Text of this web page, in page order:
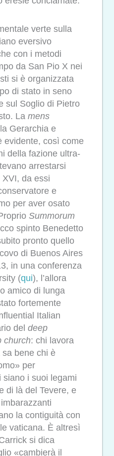
verte sulla
eversivo
con i metodi
da San Pio X nei
si è organizzata
di stato in seno
sul Soglio di Pietro
La mens
Gerarchia e
evidente, così come
della fazione ultra-
arrestarsi
da essi
e
per aver osato
Summorum
spinto Benedetto
pronto quello
di Buenos Aires
in una conferenza
(qui), l’allora
amico di lunga
fortemente
Italian
del deep
church: chi lavora
bene chi è
per
siano i suoi legami
di là del Tevere, e
la contiguità con
vaticana. È altresì
si dica
«cambierà il